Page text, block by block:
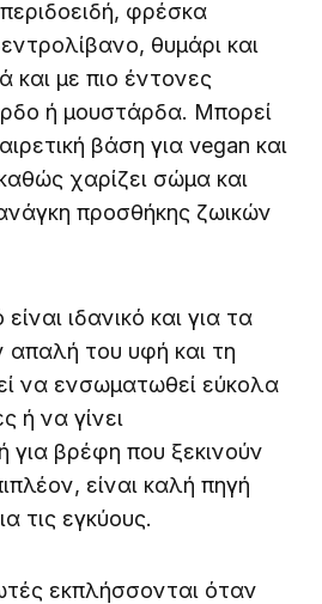
φρέσκα
θυμάρι και
με πιο έντονες
ή μουστάρδα. Μπορεί
βάση για vegan και
χαρίζει σώμα και
προσθήκης ζωικών
ιδανικό και για τα
απαλή του υφή και τη
να ενσωματωθεί εύκολα
ή να γίνει
βρέφη που ξεκινούν
είναι καλή πηγή
τις εγκύους.
εκπλήσσονται όταν